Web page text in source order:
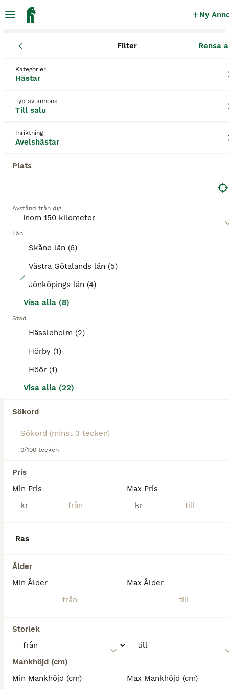
Ny
Filter Rensa
Kategorier
Hästar
Typ av annons
Till salu
Inriktning
Avelshästar
Plats
Avstånd från dig
Län
Skåne län (6)
Västra Götalands län (5)
Jönköpings län (4)
Visa alla (8)
Stad
Hässleholm (2)
Hörby (1)
Höör (1)
Visa alla (22)
Sökord
0/100 tecken
Pris
Min Pris
kr
Max Pris
kr
Ras
Ålder
Min Ålder
Max Ålder
Storlek
Mankhöjd (cm)
Min Mankhöjd (cm)
Max Mankhöjd (cm)
Avelshästar till salu
Spara sökning
PRO
Shetlandsponny
13 år103 cm19 000 kr
Vetlanda (63.6km)
Sällskap/avel
Hingst
Kön Ålder